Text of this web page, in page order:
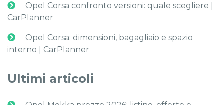
Opel Corsa confronto versioni: quale scegliere |
CarPlanner
Opel Corsa: dimensioni, bagagliaio e spazio
interno | CarPlanner
Ultimi articoli